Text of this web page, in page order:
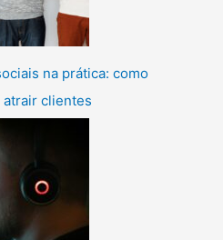
na prática: como
clientes